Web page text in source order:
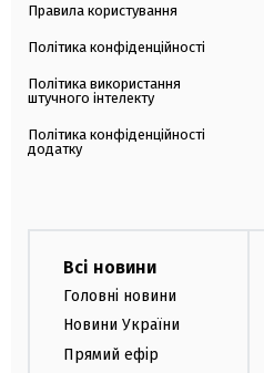
Правила користування
Політика конфіденційності
Політика використання
штучного інтелекту
Політика конфіденційності
додатку
Всі новини
Головні новини
Новини України
Прямий ефір